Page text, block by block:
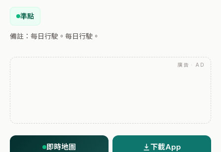
準點
備註：每日行駛。每日行駛。
廣告 · AD
即時地圖 下載App